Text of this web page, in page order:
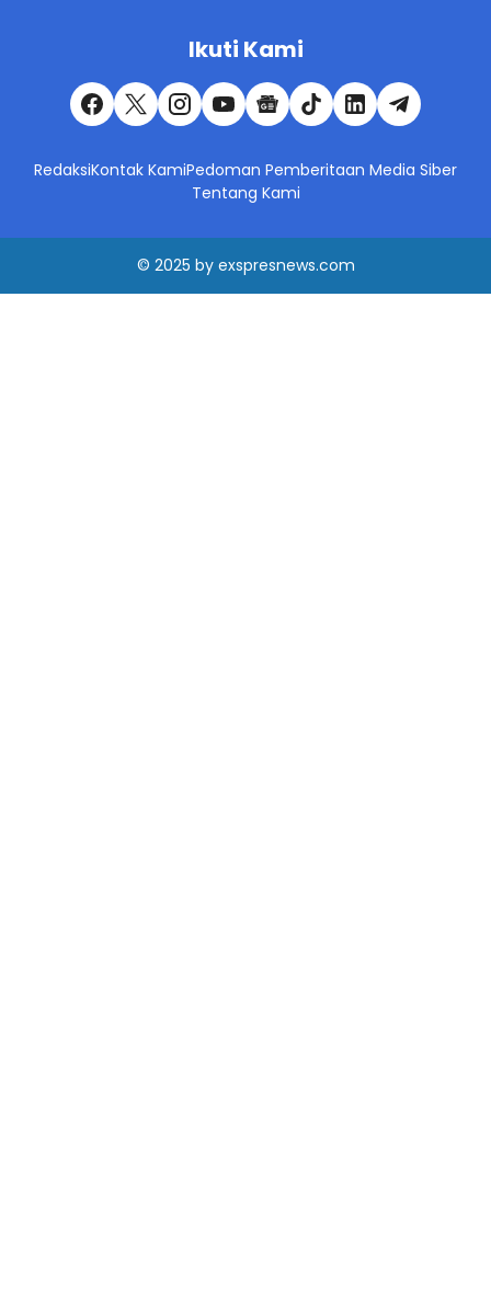
Ikuti Kami
RedaksiKontak KamiPedoman Pemberitaan Media Siber
Tentang Kami
© 2025 by exspresnews.com